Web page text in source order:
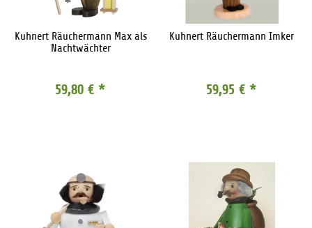
Kuhnert Räuchermann Max als
Nachtwächter
59,80 € *
Kuhnert Räuchermann Imker
59,95 € *